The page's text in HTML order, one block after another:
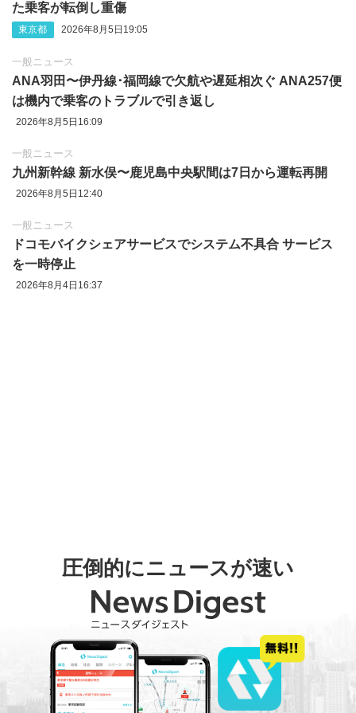
た乗客が転倒し重傷
東京都 2026年8月5日19:05
一般ニュース
ANA羽田〜伊丹線･福岡線で欠航や遅延相次ぐ ANA257便
は機内で乗客のトラブルで引き返し
2026年8月5日16:09
一般ニュース
九州新幹線 新水俣〜鹿児島中央駅間は7日から運転再開
2026年8月5日12:40
一般ニュース
ドコモバイクシェアサービスでシステム不具合 サービス
を一時停止
2026年8月4日16:37
圧倒的にニュースが速い